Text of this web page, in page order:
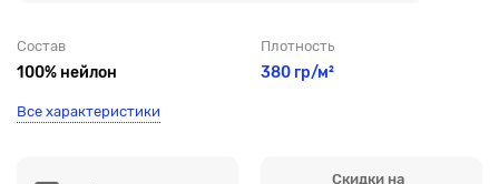
Состав
100% нейлон
Плотность
380 гр/м²
Все характеристики
Скидки на